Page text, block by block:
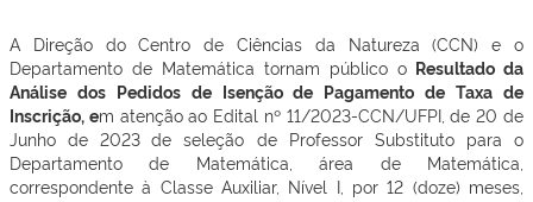
A Direção do Centro de Ciências da Natureza (CCN) e o
Departamento de Matemática tornam público o Resultado da
Análise dos Pedidos de Isenção de Pagamento de Taxa de
Inscrição, em atenção ao Edital nº 11/2023-CCN/UFPI, de 20 de
Junho de 2023 de seleção de Professor Substituto para o
Departamento de Matemática, área de Matemática,
correspondente à Classe Auxiliar, Nível I, por 12 (doze) meses,